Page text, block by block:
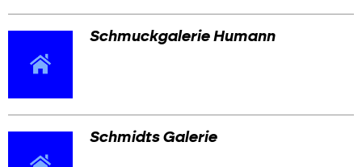
Schmuckgalerie Humann
Schmidts Galerie